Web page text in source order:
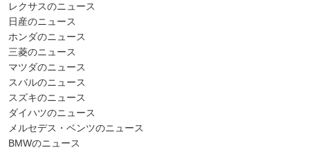
レクサスのニュース
日産のニュース
ホンダのニュース
三菱のニュース
マツダのニュース
スバルのニュース
スズキのニュース
ダイハツのニュース
メルセデス・ベンツのニュース
BMWのニュース